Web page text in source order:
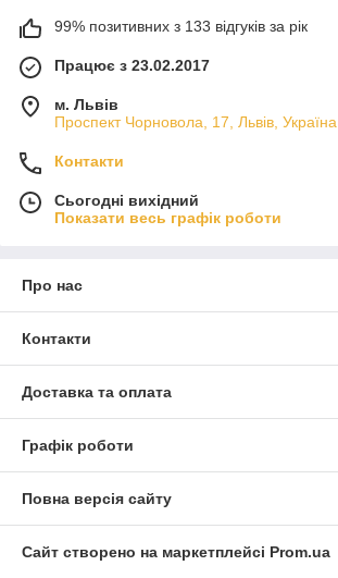
99% позитивних з 133 відгуків за рік
Працює з 23.02.2017
м. Львів
Проспект Чорновола, 17, Львів, Україна
Контакти
Сьогодні вихідний
Показати весь графік роботи
Про нас
Контакти
Доставка та оплата
Графік роботи
Повна версія сайту
Сайт створено на маркетплейсі Prom.ua